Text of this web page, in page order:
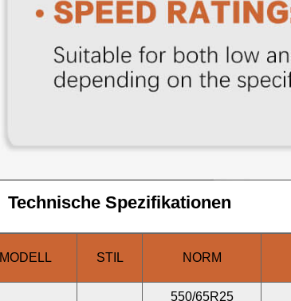
Technische Spezifikationen
MODELL STIL NORM
550/65R25